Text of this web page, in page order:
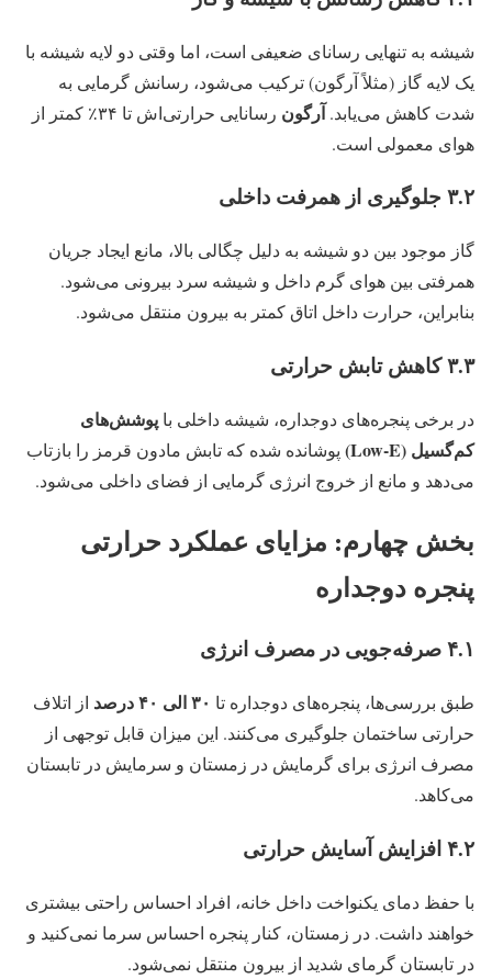
شیشه به تنهایی رسانای ضعیفی است، اما وقتی دو لایه شیشه با
یک لایه گاز (مثلاً آرگون) ترکیب می‌شود، رسانش گرمایی به
شدت کاهش می‌یابد.آرگون
رسانایی حرارتی‌اش تا ۳۴٪ کمتر از
هوای معمولی است.
۳.۲ جلوگیری از همرفت داخلی
گاز موجود بین دو شیشه به دلیل چگالی بالا، مانع ایجاد جریان
همرفتی بین هوای گرم داخل و شیشه سرد بیرونی می‌شود.
بنابراین، حرارت داخل اتاق کمتر به بیرون منتقل می‌شود.
۳.۳ کاهش تابش حرارتی
در برخی پنجره‌های دوجداره، شیشه داخلی با پوشش‌های
کم‌گسیل (Low-E)
پوشانده شده که تابش مادون قرمز را بازتاب
می‌دهد و مانع از خروج انرژی گرمایی از فضای داخلی می‌شود.
بخش چهارم: مزایای عملکرد حرارتی
پنجره دوجداره
۴.۱ صرفه‌جویی در مصرف انرژی
طبق بررسی‌ها، پنجره‌های دوجداره تا ۳۰ الی ۴۰ درصد
از اتلاف
حرارتی ساختمان جلوگیری می‌کنند. این میزان قابل توجهی از
مصرف انرژی برای گرمایش در زمستان و سرمایش در تابستان
می‌کاهد.
۴.۲ افزایش آسایش حرارتی
با حفظ دمای یکنواخت داخل خانه، افراد احساس راحتی بیشتری
خواهند داشت. در زمستان، کنار پنجره احساس سرما نمی‌کنید و
در تابستان گرمای شدید از بیرون منتقل نمی‌شود.